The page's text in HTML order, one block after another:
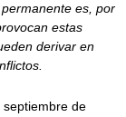
es, por
estas
derivar en
septiembre de